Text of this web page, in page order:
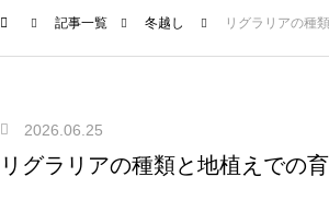
記事一覧 冬越し リグラリアの種
2026.06.25
リグラリアの種類と地植えでの